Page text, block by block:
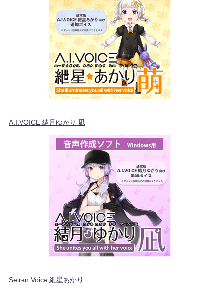
A.I.VOICE 結月ゆかり 凪
Seiren Voice 紲星あかり